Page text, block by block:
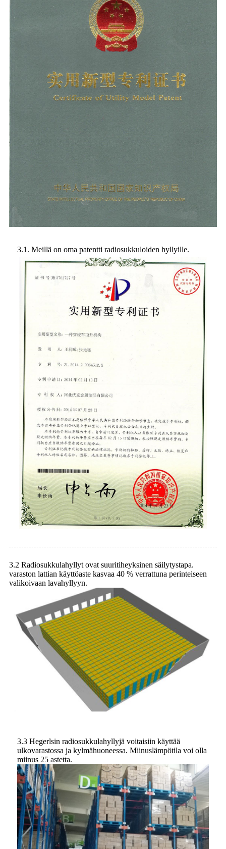
3.1. Meillä on oma patentti radiosukkuloiden hyllyille.
3.2 Radiosukkulahyllyt ovat suuritiheyksinen säilytystapa.
varaston lattian käyttöaste kasvaa 40 % verrattuna perinteiseen
valikoivaan lavahyllyyn.
3.3 Hegerlsin radiosukkulahyllyjä voitaisiin käyttää
ulkovarastossa ja kylmähuoneessa. Miinuslämpötila voi olla
miinus 25 astetta.